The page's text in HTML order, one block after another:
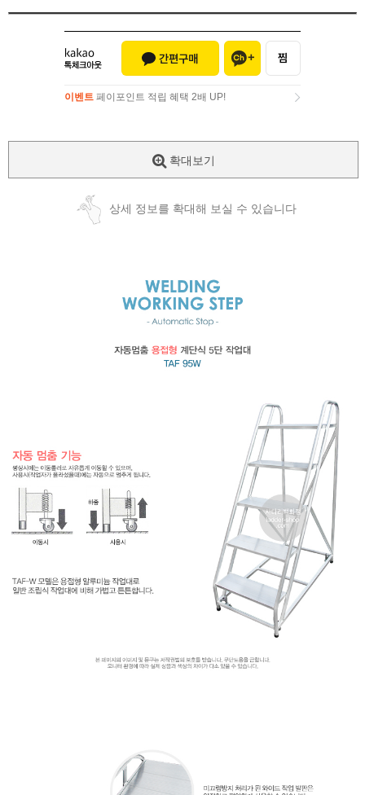
이벤트 페이포인트 적립 혜택 2배 UP!
확대보기
상세 정보를 확대해 보실 수 있습니다